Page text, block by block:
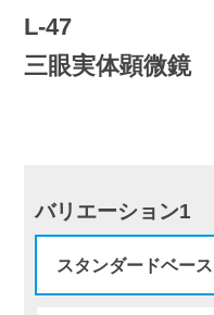
L-47
三眼実体顕微鏡
バリエーション1
スタンダードベース